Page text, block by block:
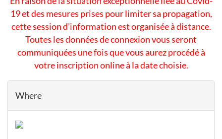
19 et des mesures prises pour limiter sa propagation,
cette session d’information est organisée à distance.
Toutes les données de connexion vous seront
communiquées une fois que vous aurez procédé à
votre inscription online à la date choisie.
Where